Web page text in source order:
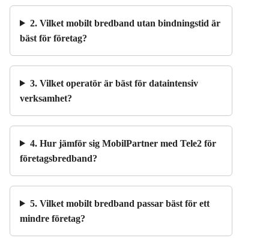
2. Vilket mobilt bredband utan bindningstid är
bäst för företag?
3. Vilket operatör är bäst för dataintensiv
verksamhet?
4. Hur jämför sig MobilPartner med Tele2 för
företagsbredband?
5. Vilket mobilt bredband passar bäst för ett
mindre företag?